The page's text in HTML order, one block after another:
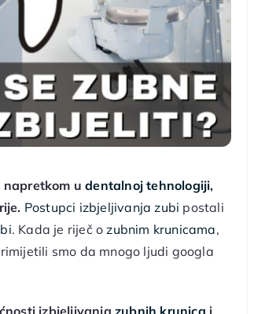
napretkom udentalnoj tehnologiji,
Postupci izbjeljivanja zubi postali
. Kada je riječ ozubnim krunicama,
smo da mnogo ljudi googla
izbjeljivanja zubnih krunica i